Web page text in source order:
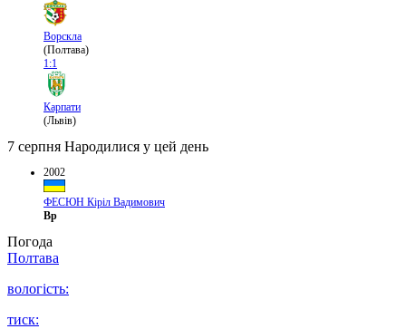
Ворскла
(Полтава)
1:1
Карпати
(Львів)
7 серпня Народилися у цей день
2002
ФЕСЮН Кіріл Вадимович
Вр
Погода
Полтава
вологість:
тиск: